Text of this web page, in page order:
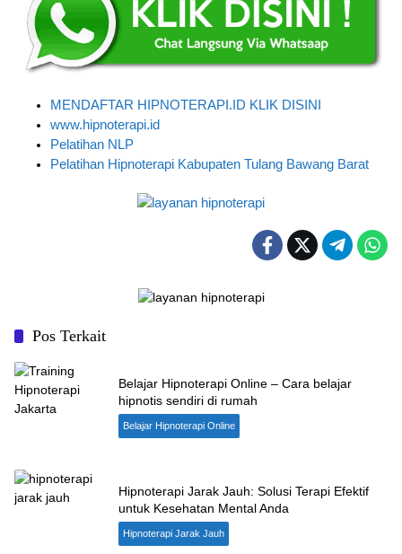
MENDAFTAR HIPNOTERAPI.ID KLIK DISINI
www.hipnoterapi.id
Pelatihan NLP
Pelatihan Hipnoterapi Kabupaten Tulang Bawang Barat
Pos Terkait
Belajar Hipnoterapi Online – Cara belajar
hipnotis sendiri di rumah
Belajar Hipnoterapi Online
Hipnoterapi Jarak Jauh: Solusi Terapi Efektif
untuk Kesehatan Mental Anda
Hipnoterapi Jarak Jauh